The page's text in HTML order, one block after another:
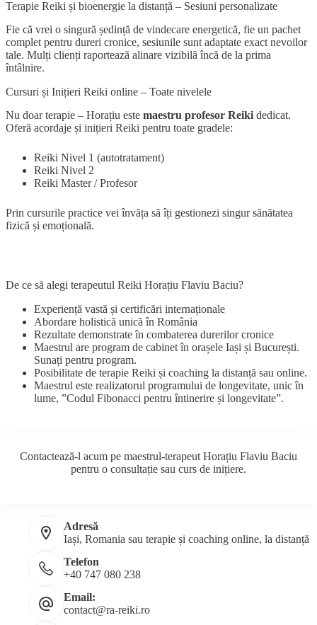
Terapie Reiki și bioenergie la distanță – Sesiuni personalizate
Fie că vrei o singură ședință de vindecare energetică, fie un pachet
complet pentru dureri cronice, sesiunile sunt adaptate exact nevoilor
tale. Mulți clienți raportează alinare vizibilă încă de la prima
întâlnire.
Cursuri și Inițieri Reiki online – Toate nivelele
Nu doar terapie – Horațiu este maestru profesor Reiki dedicat.
Oferă acordaje și inițieri Reiki pentru toate gradele:
Reiki Nivel 1 (autotratament)
Reiki Nivel 2
Reiki Master / Profesor
Prin cursurile practice vei învăța să îți gestionezi singur sănătatea
fizică și emoțională.
De ce să alegi terapeutul Reiki Horațiu Flaviu Baciu?
Experiență vastă și certificări internaționale
Abordare holistică unică în România
Rezultate demonstrate în combaterea durerilor cronice
Maestrul are program de cabinet în orașele Iași și București.
Sunați pentru program.
Posibilitate de terapie Reiki și coaching la distanță sau online.
Maestrul este realizatorul programului de longevitate, unic în
lume, ”Codul Fibonacci pentru întinerire și longevitate”.
Contactează-l acum pe maestrul-terapeut Horațiu Flaviu Baciu
pentru o consultație sau curs de inițiere.
Adresă
Iași, Romania sau terapie și coaching online, la distanță
Telefon
+40 747 080 238
Email:
contact@ra-reiki.ro